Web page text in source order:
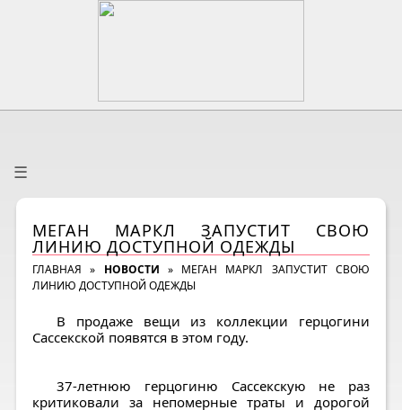
☰
МЕГАН МАРКЛ ЗАПУСТИТ СВОЮ
ЛИНИЮ ДОСТУПНОЙ ОДЕЖДЫ
ГЛАВНАЯ » НОВОСТИ » МЕГАН МАРКЛ ЗАПУСТИТ СВОЮ
ЛИНИЮ ДОСТУПНОЙ ОДЕЖДЫ
В продаже вещи из коллекции герцогини
Сассекской появятся в этом году.
37-летнюю герцогиню Сассекскую не раз
критиковали за непомерные траты и дорогой